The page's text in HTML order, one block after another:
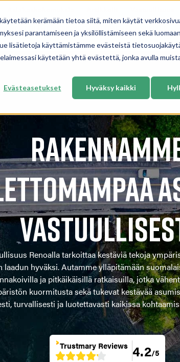
kerämään tietoa siitä, miten käytät
parantamiseen ja yksilöllistämiseen sekä
lisätietoja käyttämistämme evästeistä
käytetään yhtä evästettä, jonka avulla
Evästeasetukset Hyväksy kaikki
LämpöverkkoremonttiViemärin sukitus
Renoalla tarkoittaa kestäviä tekoja
laadun hyväksi. Autamme ylläpitämään
ja pitkäikäisillä ratkaisuilla, jotka
kuormitusta sekä tukevat kestävää
turvallisesti ja luotettavasti kaikissa
Trustmary Reviews 4.2/5